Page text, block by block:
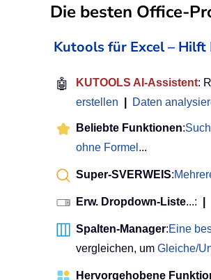
Die besten Office-
Kutools für Excel – Hilft
🤖 KUTOOLS AI-Assistent:
erstellen
Daten
Beliebte Funktionen:
ohne Formel ...
Super-SVERWEIS:
Erw. Dropdown-Liste...:
Spalten-Manager:Eine
vergleichen, um Gleiche/
Hervorgehobene